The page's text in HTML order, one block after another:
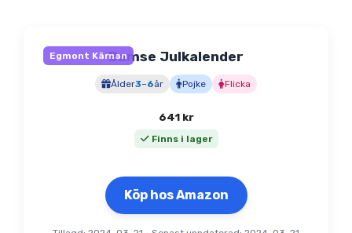
Egmont KärnanBamse Julkalender
Ålder3–6år Pojke Flicka
641 kr
Finns i lager
Köp hos Amazon